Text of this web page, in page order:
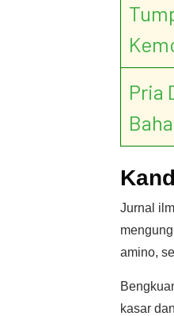
Pria
Jurnal
amino,
kasar